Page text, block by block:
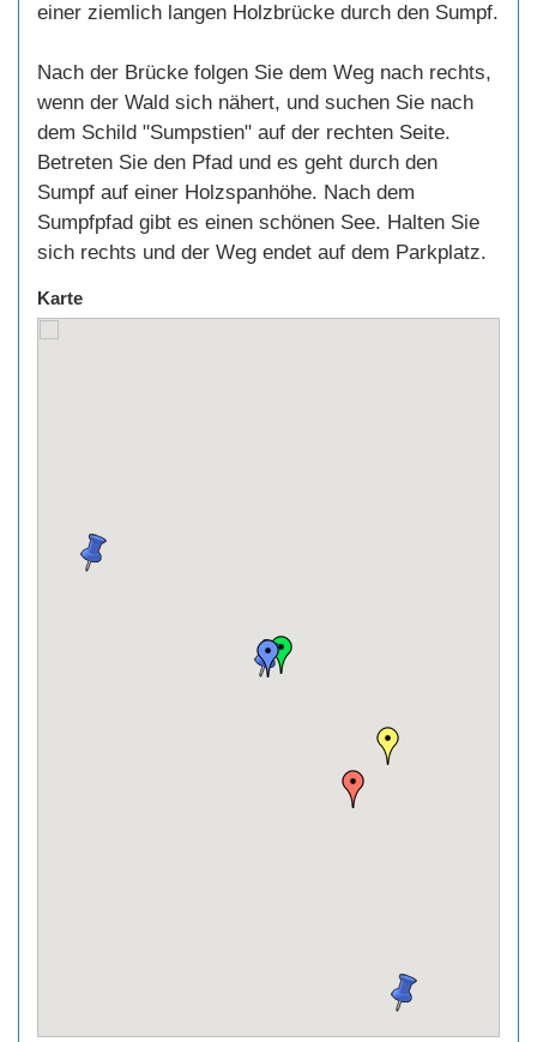
einer ziemlich langen Holzbrücke durch den Sumpf.
Nach der Brücke folgen Sie dem Weg nach rechts,
wenn der Wald sich nähert, und suchen Sie nach
dem Schild "Sumpstien" auf der rechten Seite.
Betreten Sie den Pfad und es geht durch den
Sumpf auf einer Holzspanhöhe. Nach dem
Sumpfpfad gibt es einen schönen See. Halten Sie
sich rechts und der Weg endet auf dem Parkplatz.
Karte